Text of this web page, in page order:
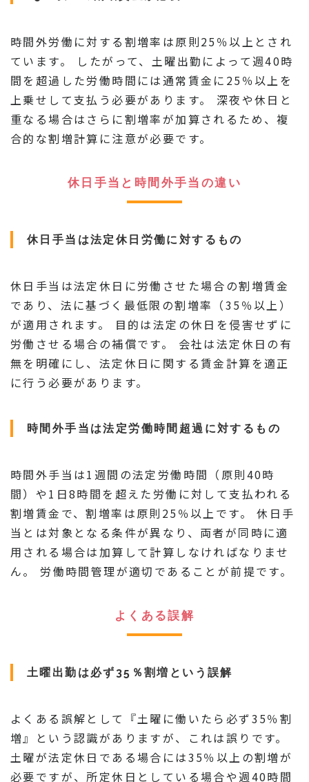
時間外労働に対する割増率は原則25％以上とされ
ています。 したがって、土曜出勤によって週40時
間を超過した労働時間には通常賃金に25％以上を
上乗せして支払う必要があります。 深夜や休日と
重なる場合はさらに割増率が加算されるため、複
合的な割増計算に注意が必要です。
休日手当と時間外手当の違い
休日手当は法定休日労働に対するもの
休日手当は法定休日に労働させた場合の割増賃金
であり、法に基づく最低限の割増率（35％以上）
が適用されます。 目的は法定の休日を侵害せずに
労働させる場合の補償です。 会社は法定休日の有
無を明確にし、法定休日に関する賃金計算を適正
に行う必要があります。
時間外手当は法定労働時間超過に対するもの
時間外手当は1週間の法定労働時間（原則40時
間）や1日8時間を超えた労働に対して支払われる
割増賃金で、割増率は原則25％以上です。 休日手
当とは対象となる条件が異なり、両者が同時に適
用される場合は加算して計算しなければなりませ
ん。 労働時間管理が適切であることが前提です。
よくある誤解
土曜出勤は必ず35％割増という誤解
よくある誤解として『土曜に働いたら必ず35％割
増』という認識がありますが、これは誤りです。
土曜が法定休日である場合には35％以上の割増が
必要ですが、所定休日としている場合や週40時間